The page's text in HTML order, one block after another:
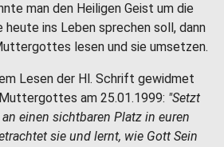
man den Heiligen Geist um die
ins Leben sprechen soll, dann
lesen und sie umsetzen.
Lesen der Hl. Schrift gewidmet
am 25.01.1999: "Setzt
einen sichtbaren Platz in euren
sie und lernt, wie Gott Sein